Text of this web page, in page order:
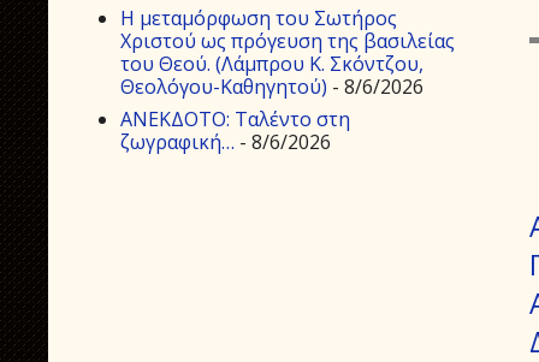
Η μεταμόρφωση του Σωτήρος
Χριστού ως πρόγευση της βασιλείας
του Θεού. (Λάμπρου Κ. Σκόντζου,
Θεολόγου-Καθηγητού) - 8/6/2026
ΑΝΕΚΔΟΤΟ: Ταλέντο στη
ζωγραφική… - 8/6/2026